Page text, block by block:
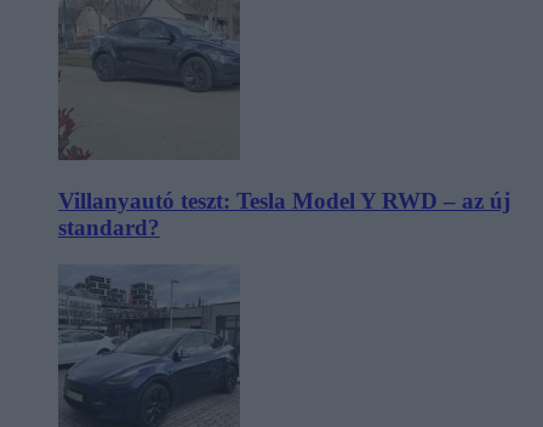
Villanyautó teszt: Tesla Model Y RWD – az új
standard?